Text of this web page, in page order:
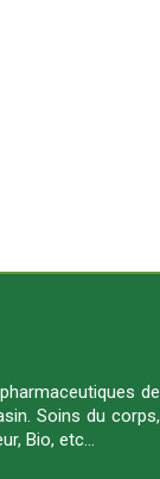
de
Soins du corps,
Bio, etc…